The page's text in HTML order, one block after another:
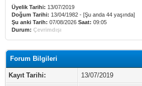
Üyelik Tarihi: 13/07/2019
Doğum Tarihi: 13/04/1982 - [Şu anda 44 yaşında]
Şu anki Tarih: 07/08/2026 Saat: 09:05
Durum: Çevrimdışı
Forum Bilgileri
Kayıt Tarihi:
13/07/2019